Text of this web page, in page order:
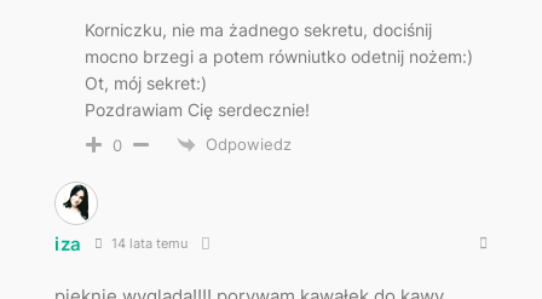
Korniczku, nie ma żadnego sekretu, dociśnij
mocno brzegi a potem równiutko odetnij nożem:)
Ot, mój sekret:)
Pozdrawiam Cię serdecznie!
0 Odpowiedz
iza 14 lata temu